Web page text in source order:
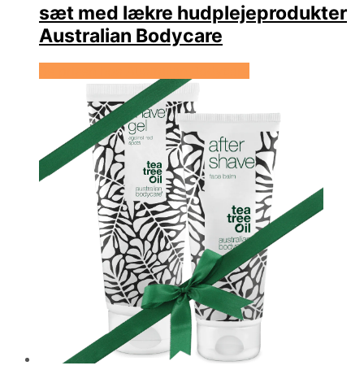
sæt med lækre hudplejeprodukter
Australian Bodycare